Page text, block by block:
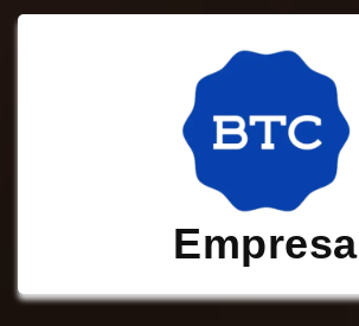
Empresa